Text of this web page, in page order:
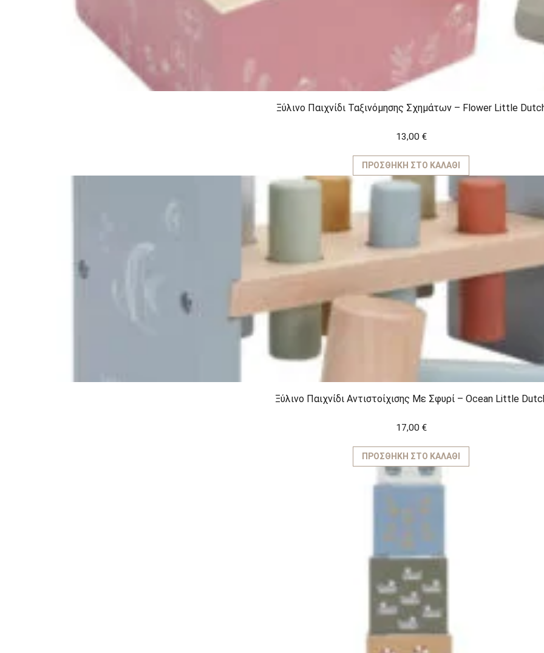
Ξύλινο Παιχνίδι Ταξινόμησης Σχημάτων – Flower Little
13,00 €
ΠΡΟΣΘΉΚΗ ΣΤΟ ΚΑΛΆΘΙ
Ξύλινο Παιχνίδι Αντιστοίχισης Με Σφυρί – Ocean Little
17,00 €
ΠΡΟΣΘΉΚΗ ΣΤΟ ΚΑΛΆΘΙ